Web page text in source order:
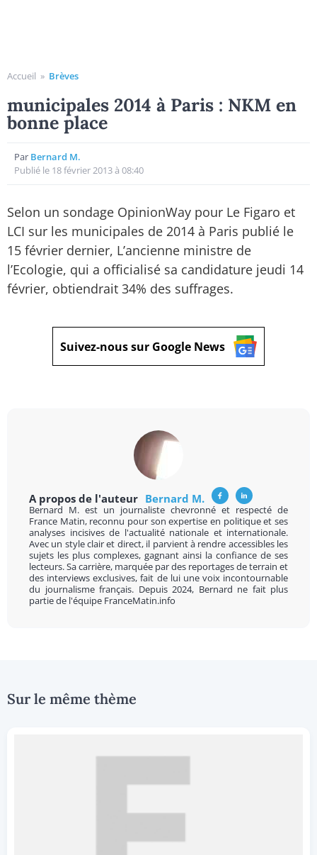
Accueil » Brèves
municipales 2014 à Paris : NKM en
bonne place
Par Bernard M.
Publié le 18 février 2013 à 08:40
Selon un sondage OpinionWay pour Le Figaro et
LCI sur les municipales de 2014 à Paris publié le
15 février dernier, L’ancienne ministre de
l’Ecologie, qui a officialisé sa candidature jeudi 14
février, obtiendrait 34% des suffrages.
Suivez-nous sur Google News
A propos de l'auteur Bernard M.
Bernard M. est un journaliste chevronné et respecté de
France Matin, reconnu pour son expertise en politique et ses
analyses incisives de l'actualité nationale et internationale.
Avec un style clair et direct, il parvient à rendre accessibles les
sujets les plus complexes, gagnant ainsi la confiance de ses
lecteurs. Sa carrière, marquée par des reportages de terrain et
des interviews exclusives, fait de lui une voix incontournable
du journalisme français. Depuis 2024, Bernard ne fait plus
partie de l'équipe FranceMatin.info
Sur le même thème